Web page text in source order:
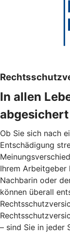
In allen
abgesichert
Ob Sie sich nach
Entschädigung
Ihrem
Nachbarin oder
können überall
– sind Sie in jeder